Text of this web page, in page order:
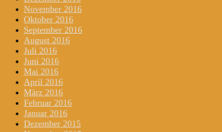
November 2016
Oktober 2016
September 2016
August 2016
Juli 2016
Juni 2016
Mai 2016
April 2016
März 2016
Februar 2016
Januar 2016
Dezember 2015